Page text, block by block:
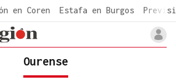
en Coren Estafa en Burgos
Ourense